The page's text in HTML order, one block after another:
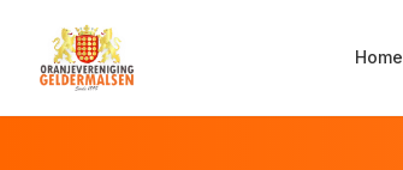
Home